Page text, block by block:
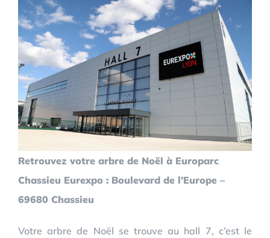
Retrouvez votre arbre de Noël à Europarc
Chassieu Eurexpo : Boulevard de l’Europe –
69680 Chassieu
Votre arbre de Noël se trouve au hall 7, c’est le